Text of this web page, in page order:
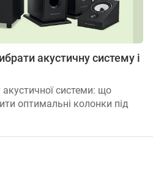
акустичну систему і
акустичної системи: що
оптимальні колонки під